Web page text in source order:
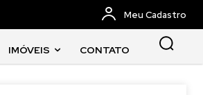
Meu Cadastro
IMÓVEIS CONTATO